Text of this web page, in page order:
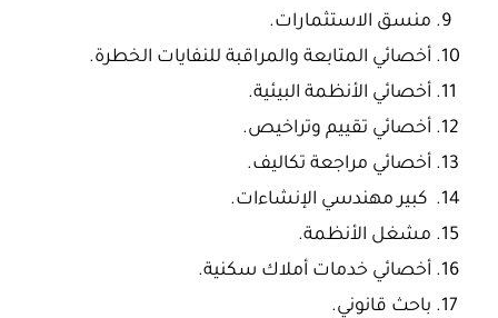
منسق الاستثمارات.
أخصائي المتابعة والمراقبة للنفايات الخطرة.
أخصائي الأنظمة البيئية.
أخصائي تقييم وتراخيص.
أخصائي مراجعة تكاليف.
كبير مهندسي الإنشاءات.
مشغل الأنظمة.
أخصائي خدمات أملاك سكنية.
باحث قانوني.